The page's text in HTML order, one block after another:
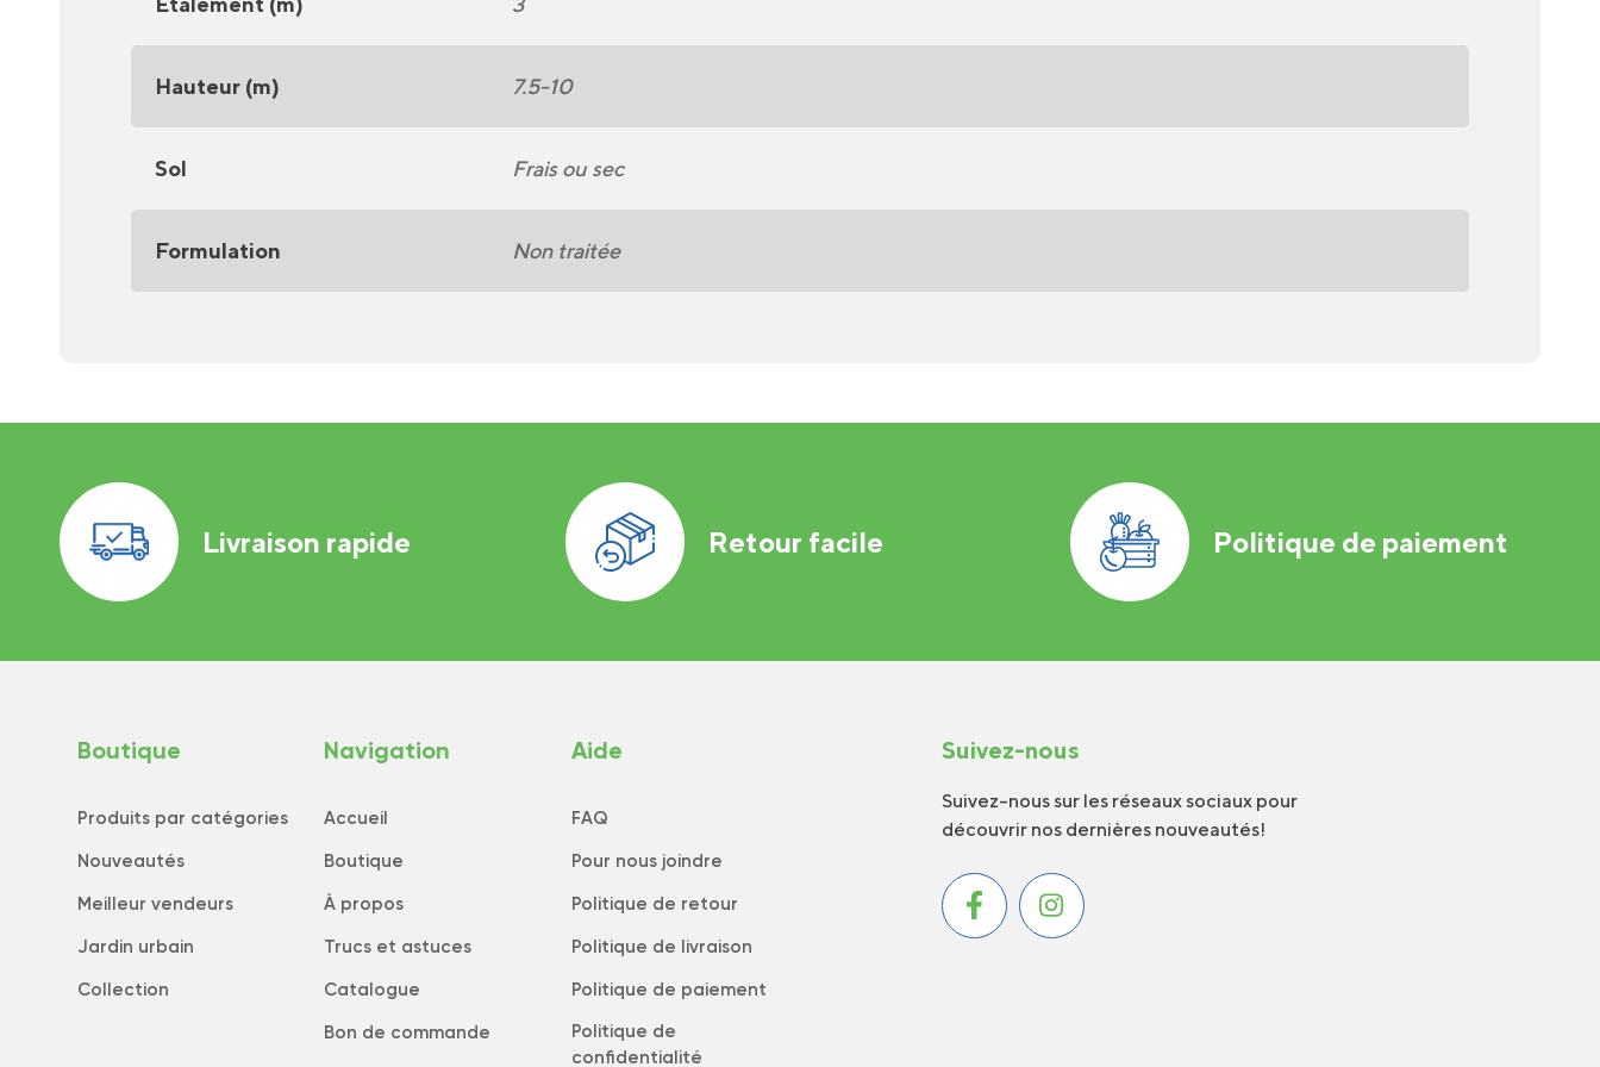
Hauteur (m) 7.5-10
Sol Frais ou sec
Formulation Non traitée
Livraison rapide Retour facile Politique de paiement
Boutique
Produits par catégories
Nouveautés
Meilleur vendeurs
Jardin urbain
Collection
Navigation
Accueil
Boutique
À propos
Trucs et astuces
Catalogue
Bon de commande
Aide
FAQ
Pour nous joindre
Politique de retour
Politique de livraison
Politique de paiement
Politique de
confidentialité
Suivez-nous
Suivez-nous sur les réseaux sociaux pour
découvrir nos dernières nouveautés!